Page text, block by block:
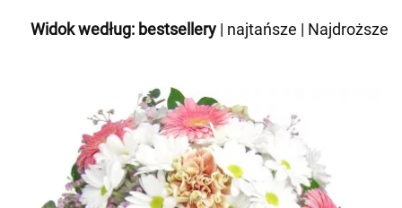
Widok według: bestsellery | najtańsze | Najdroższe